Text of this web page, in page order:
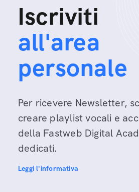
Iscriviti
all'area
personale
Per ricevere Newsletter,
creare playlist vocali e
della Fastweb Digital
dedicati.
Leggi l'informativa